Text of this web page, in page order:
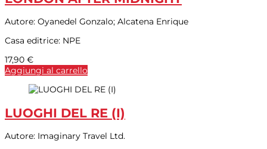
Autore: Oyanedel Gonzalo; Alcatena Enrique
Casa editrice: NPE
17,90 €
Aggiungi al carrello
LUOGHI DEL RE (I)
Autore: Imaginary Travel Ltd.